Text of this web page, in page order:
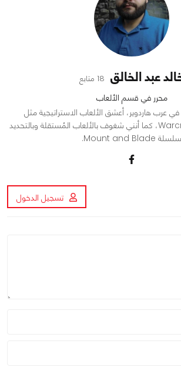
عبد الخالق 18 متابع
محرر في قسم الألعاب
عرب هاردوير، أعشق الألعاب الاستراتيجية مثل
Civilization و Warcraft III، كما أنني شغوف بالألعاب المُستقلة وبالتحديد
سلسلة Mount and Blade.
تسجيل الدخول